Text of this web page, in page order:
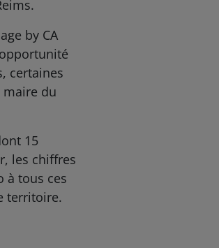
by CA
certaines
maire du
15
les chiffres
à tous ces
territoire.